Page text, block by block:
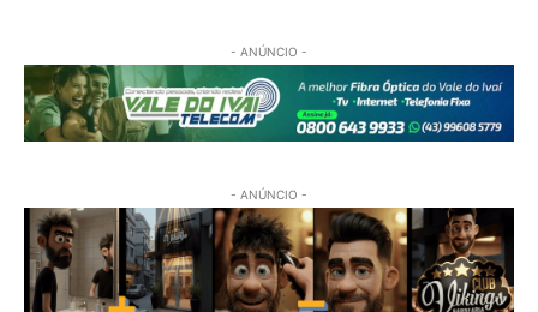
- ANÚNCIO -
- ANÚNCIO -